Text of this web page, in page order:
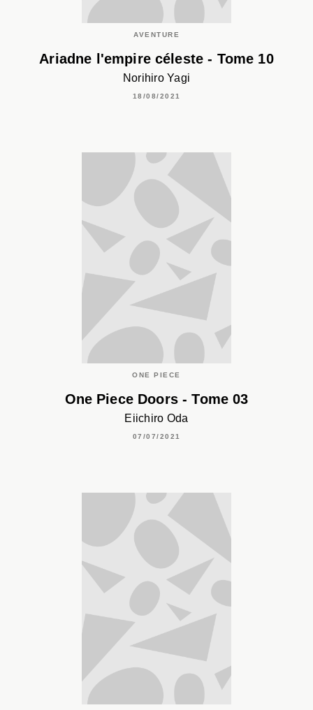
AVENTURE
Ariadne l'empire céleste - Tome 10
Norihiro Yagi
18/08/2021
ONE PIECE
One Piece Doors - Tome 03
Eiichiro Oda
07/07/2021